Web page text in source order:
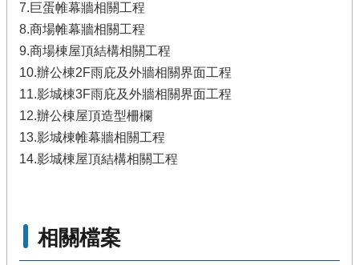
7.巨蛋帷幕牆相關工程
8.商場帷幕牆相關工程
9.商場棟屋頂結構相關工程
10.辦公棟2F雨庇及外牆相關界面工程
11.影城棟3F雨庇及外牆相關界面工程
12.辦公棟屋頂造型柵欄
13.影城棟帷幕牆相關工程
14.影城棟屋頂結構相關工程
相關檔案